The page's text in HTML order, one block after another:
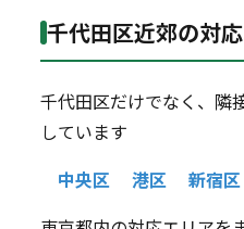
千代田区近郊の対
千代田区だけでなく、隣
しています
中央区
港区 新宿区